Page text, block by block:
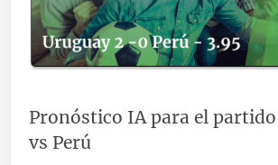
Pronóstico IA para el
vs Perú